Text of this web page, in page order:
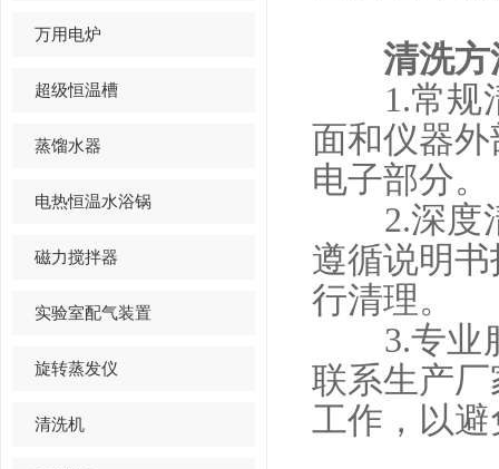
万用电炉
超级恒温槽
蒸馏水器
电热恒温水浴锅
磁力搅拌器
实验室配气装置
旋转蒸发仪
清洗机
清洗
1.常规清
面和仪器
电子部分。
2.深度清
遵循说明
行清理。
3.专业服
联系生产
工作，以